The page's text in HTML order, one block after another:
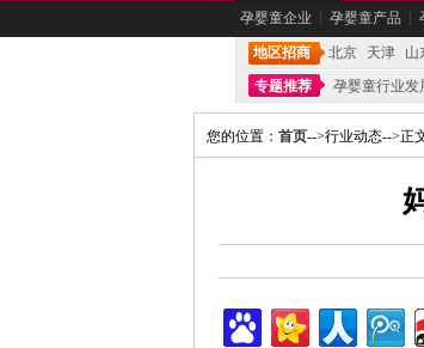
孕婴童企业 ┆ 孕婴童产品 ┆
地区招商 北京 天津 山
专题推荐
孕婴童行业发
您的位置： 首页-->行业动态-->正